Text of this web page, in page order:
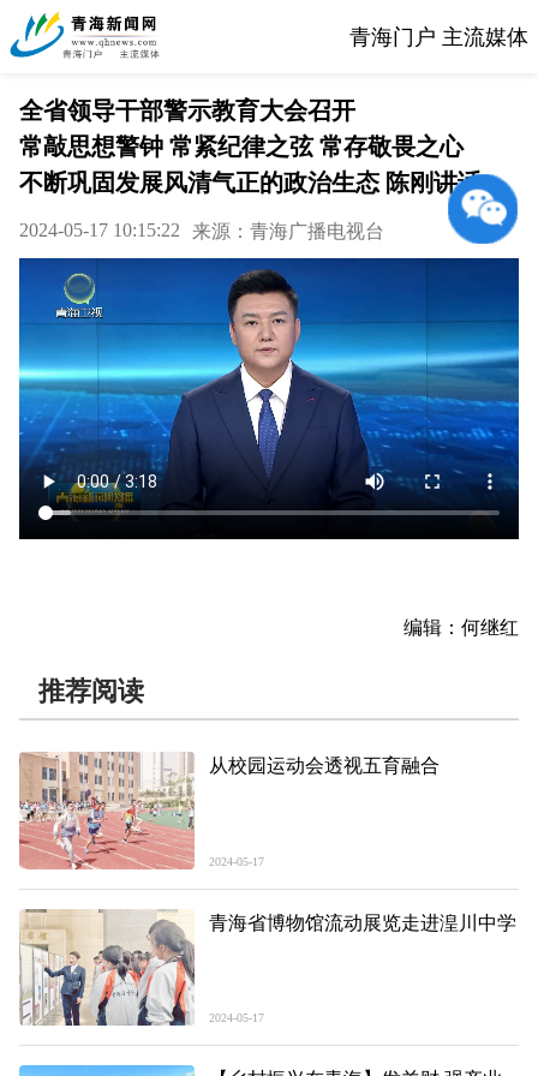
青海门户 主流媒体
全省领导干部警示教育大会召开
常敲思想警钟 常紧纪律之弦 常存敬畏之心
不断巩固发展风清气正的政治生态 陈刚讲话
2024-05-17 10:15:22 来源：青海广播电视台
编辑：何继红
推荐阅读
从校园运动会透视五育融合
2024-05-17
青海省博物馆流动展览走进湟川中学
2024-05-17